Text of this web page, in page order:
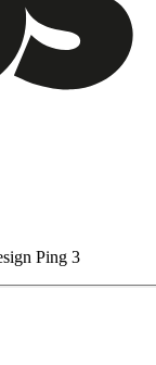
Ping 3